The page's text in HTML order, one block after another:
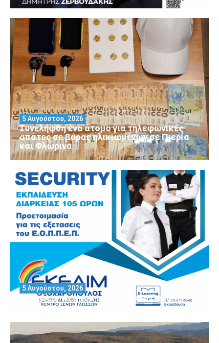
Συνελήφθη ένα άτομο για τηλεφωνικές
απάτες σε βάρος ηλικιωμένων σε Πιερία
και Φλώρινα
5 Αυγούστου, 2026
Θέλεις να αποκτήσεις άδεια Security?
5 Αυγούστου, 2026